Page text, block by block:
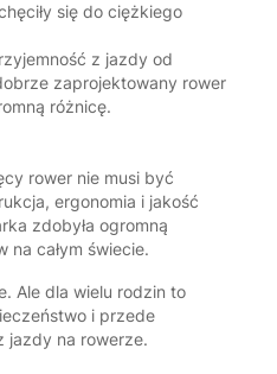
się do ciężkiego
z jazdy od
zaprojektowany rower
różnicę.
rower nie musi być
ergonomia i jakość
zdobyła ogromną
na całym świecie.
Ale dla wielu rodzin to
i przede
jazdy na rowerze.